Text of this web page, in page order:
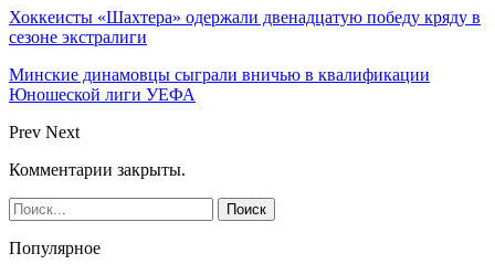
Хоккеисты «Шахтера» одержали двенадцатую победу кряду в
сезоне экстралиги
Минские динамовцы сыграли вничью в квалификации
Юношеской лиги УЕФА
Prev Next
Комментарии закрыты.
Популярное